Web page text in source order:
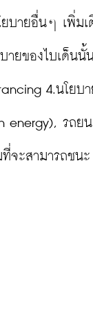
ยบายอื่นๆ เพิ่มเ
ายของไบเด็นนั้
4.นโยบา
energy), รถย
จะสามารถชนะ